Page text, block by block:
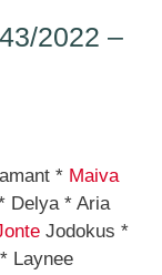
2022 –
* Maiva
Delya * Aria
Jodokus *
* Laynee